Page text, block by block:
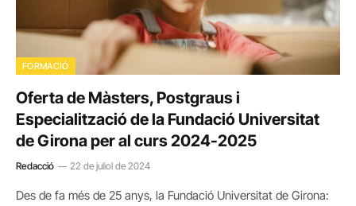
FORMACIÓ
Oferta de Màsters, Postgraus i
Especialització de la Fundació Universitat
de Girona per al curs 2024-2025
Redacció 22 de juliol de 2024
Des de fa més de 25 anys, la Fundació Universitat de Girona: